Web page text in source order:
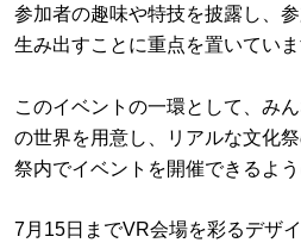
参加者の趣味や特技を披露し、
生み出すことに重点を置いていま
このイベントの一環として、み
の世界を用意し、リアルな文化
祭内でイベントを開催できるよう
7月15日までVR会場を彩るデザ